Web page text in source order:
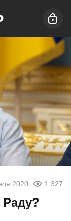
2020 1 327
Раду?